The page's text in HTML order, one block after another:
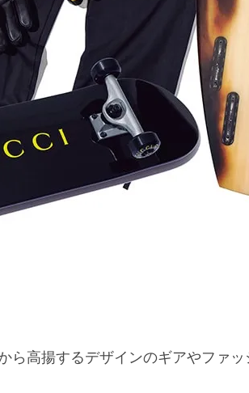
高揚するデザインのギアやファッ